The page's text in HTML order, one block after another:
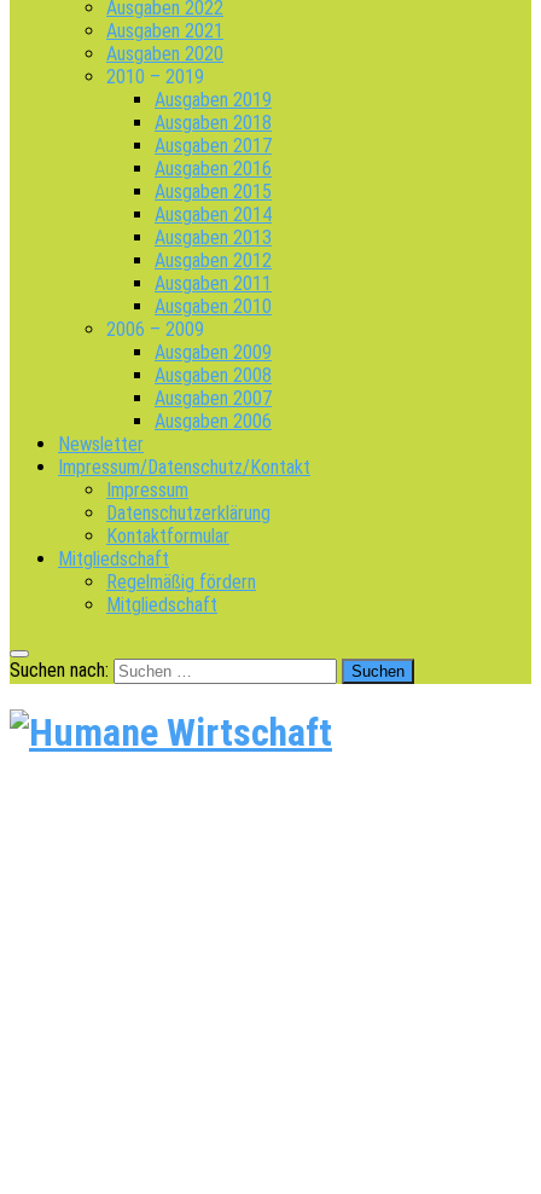
Ausgaben 2022
Ausgaben 2021
Ausgaben 2020
2010 – 2019
Ausgaben 2019
Ausgaben 2018
Ausgaben 2017
Ausgaben 2016
Ausgaben 2015
Ausgaben 2014
Ausgaben 2013
Ausgaben 2012
Ausgaben 2011
Ausgaben 2010
2006 – 2009
Ausgaben 2009
Ausgaben 2008
Ausgaben 2007
Ausgaben 2006
Newsletter
Impressum/Datenschutz/Kontakt
Impressum
Datenschutzerklärung
Kontaktformular
Mitgliedschaft
Regelmäßig fördern
Mitgliedschaft
Suchen nach: